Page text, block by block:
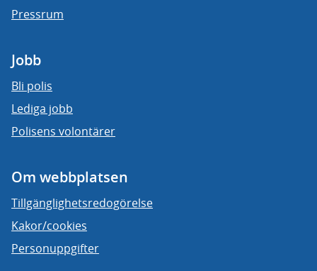
Pressrum
Jobb
Bli polis
Lediga jobb
Polisens volontärer
Om webbplatsen
Tillgänglighetsredogörelse
Kakor/cookies
Personuppgifter